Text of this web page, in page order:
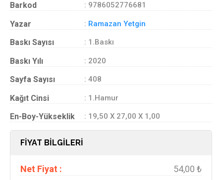
Barkod : 9786052776681
Yazar : Ramazan Yetgin
Baskı Sayısı : 1.Baskı
Baskı Yılı : 2020
Sayfa Sayısı : 408
Kağıt Cinsi : 1.Hamur
En-Boy-Yükseklik : 19,50 X 27,00 X 1,00
FİYAT BİLGİLERİ
Net Fiyat :
54,00 ₺